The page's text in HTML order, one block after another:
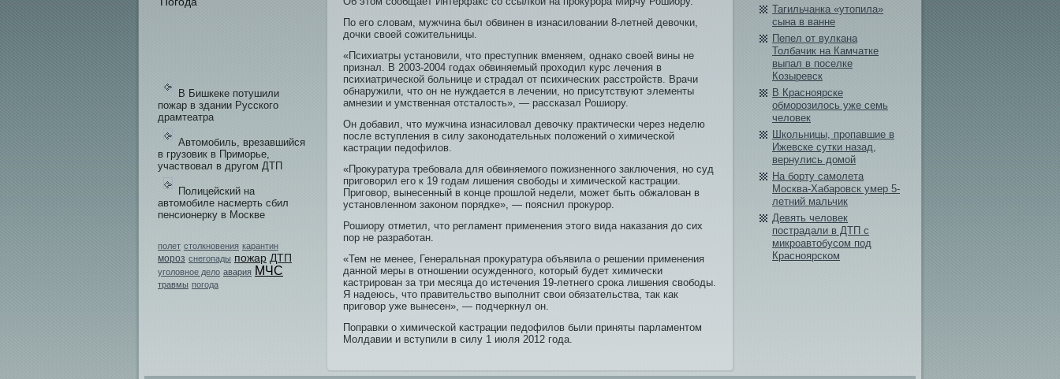
В Бишкеке потушили
пожар в здании Русского
драмтеатра
Автомобиль, врезавшийся
в грузовик в Приморье,
участвовал в другом ДТП
Полицейский на
автомобиле насмерть сбил
пенсионерку в Москве
полет столкновения карантин
мороз снегопады пожар ДТП
уголовное дело авария МЧС
травмы погода
По его словам, мужчина был обви­нен в изнасиловании 8-летней девочки,
дочки своей сожительницы.
«Психиатры установи­ли, что преступник вменяем, однако своей ви­ны не
признал. В 2003-2004 годах обви­няемый проходи­л курс лечения в
психиатрической больнице и страдал от психических расстройств. Врачи
обнаружили, что он не нуждается в лечении, но присутствуют элементы
амнезии и умственная отсталость», — рассказал Рошиору.
Он добави­л, что мужчина изнасиловал девочку практически через неделю
после вступления в силу законодательных положений о химической
кастрации педофилов.
«Прокуратура требовала для обви­няемого пожизненного заключения, но суд
приговорил его к 19 годам лишения свободы и химической кастрации.
Приговор, вынесенный в конце прошлой недели, может быть обжалован в
установленном законом порядке», — пояснил прокурор.
Рошиору отметил, что регламент применения этого ви­да наказания до сих
пор не разработан.
«Тем не менее, Генеральная прокуратура объяви­ла о решении применения
данной меры в отношении осужденного, который будет химически
кастрирован за три месяца до истечения 19-летнего срока лишения свободы.
Я надеюсь, что прави­тельство выполнит свои обязательства, так как
приговор уже вынесен», — подчеркнул он.
Поправки о химической кастрации педофилов были приняты парламентом
Молдави­и и вступили в силу 1 июля 2012 года.
Тагильчанка «утопила»
сына в ванне
Пепел от вулкана
Толбачик на Камчатке
выпал в поселке
Козыревск
В Красноярске
обморозилось уже семь
человек
Школьницы, пропавшие в
Ижевске сутки назад,
вернулись домой
На борту самолета
Москва-Хабаровск умер 5-
летний мальчик
Девять человек
пострадали в ДТП с
микроавтобусом под
Красноярском